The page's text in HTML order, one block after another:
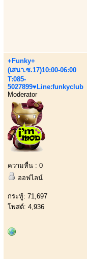
+Funky+
(เสนา.ซ.17)10:00-06:00
T:085-
5027899♥Line:funkyclub
Moderator
ความหื่น : 0
ออฟไลน์
กระทู้: 71,697
โพสต์: 4,936